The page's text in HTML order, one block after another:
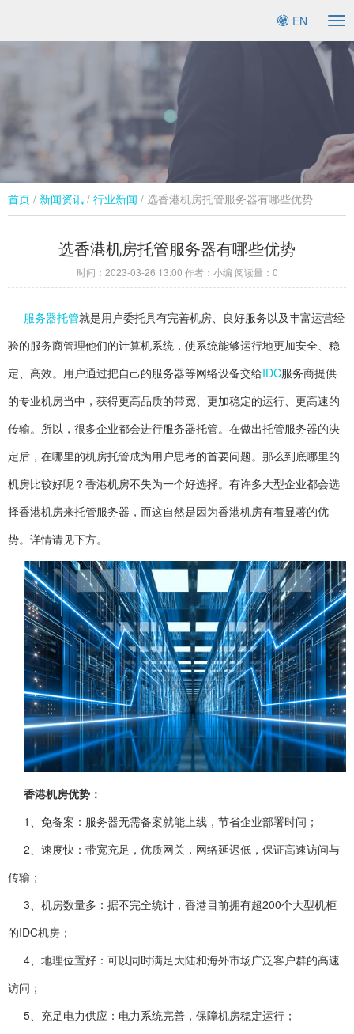
EN
首页 / 新闻资讯 / 行业新闻​ / 选香港机房托管服务器有哪些优势
选香港机房托管服务器有哪些优势
时间： 2023-03-26 13:00 作者：小编 阅读量： 0
服务器托管就是用户委托具有完善机房、良好服务以及丰富运营经
验的服务商管理他们的计算机系统，使系统能够运行地更加安全、稳
定、高效。用户通过把自己的服务器等网络设备交给IDC服务商提供
的专业机房当中，获得更高品质的带宽、更加稳定的运行、更高速的
传输。所以，很多企业都会进行服务器托管。在做出托管服务器的决
定后，在哪里的机房托管成为用户思考的首要问题。那么到底哪里的
机房比较好呢？香港机房不失为一个好选择。有许多大型企业都会选
择香港机房来托管服务器，而这自然是因为香港机房有着显著的优
势。详情请见下方。
香港机房优势：
1、免备案：服务器无需备案就能上线，节省企业部署时间；
2、速度快：带宽充足，优质网关，网络延迟低，保证高速访问与
传输；
3、机房数量多：据不完全统计，香港目前拥有超200个大型机柜
的IDC机房；
4、地理位置好：可以同时满足大陆和海外市场广泛客户群的高速
访问；
5、充足电力供应：电力系统完善，保障机房稳定运行；